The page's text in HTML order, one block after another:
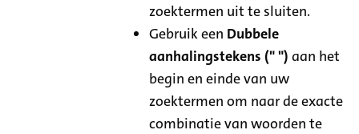
zoektermen uit te sluiten.
Gebruik een Dubbele
aanhalingstekens (" ") aan het
begin en einde van uw
zoektermen om naar de exacte
combinatie van woorden te